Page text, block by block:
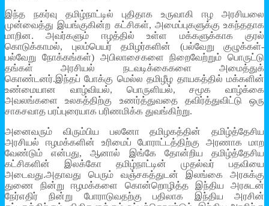
இந்த நகர்வு தமிழ்நாட்டில் புதிதாக உருவாகி ஈழ அரசியலை
முன்வைத்து இயங்குகின்ற கட்சிகள், அமைப்புகளுக்கு உகந்ததாக
மாறின. அவர்களும் ஈழத்தில் உள்ள மக்களுக்காக குரல்
கொடுக்காமல், புலம்பெயர் தமிழர்களின் (பல்வேறு குழுக்கள்-
பல்வேறு நோக்கங்கள்) அபிலாசைகளை நிறைவேற்றும் பொருட்டு
தங்கள் அரசியல் நடவடிக்கைகளை அமைத்துக்
கொண்டனர்.இந்தப் போக்கு மெல்ல தமிழீழ தாயகத்தில் மக்களின்
உண்மையான வாழ்வியல், பொருளியல், சமூக வாழ்க்கை
அவலங்களை உலகத்திற்கு உணர்த்துவதை தவிர்த்துவிட்டு ஒரு
சாகசவாத பரப்புரையாக பரிணமிக்க துவங்கிற்று.
அனைவரும் விரும்பிய பலனோ தமிழகத்தின் தமிழ்த்தேசிய
அரசியல் ஈழமக்களின் உரிமைப் போராட்டத்திற்கு அரணாக மாற
வேண்டும் என்பது, ஆனால் இங்கே தோன்றிய தமிழ்த்தேசிய
கட்சிகளின் இலக்கோ தமிழ்நாட்டின் முதல்வர் பதவியை
அடைவது.அதாவது பெரும் வஞ்சகத்துடன் இலங்கை அரசுக்கு
துணை நின்று ஈழமக்களை கொன்றொழித்த இந்திய அரசுடன்
நேர்எதிர் நின்று போராடுவதற்கு பதிலாக இந்திய அரசின்